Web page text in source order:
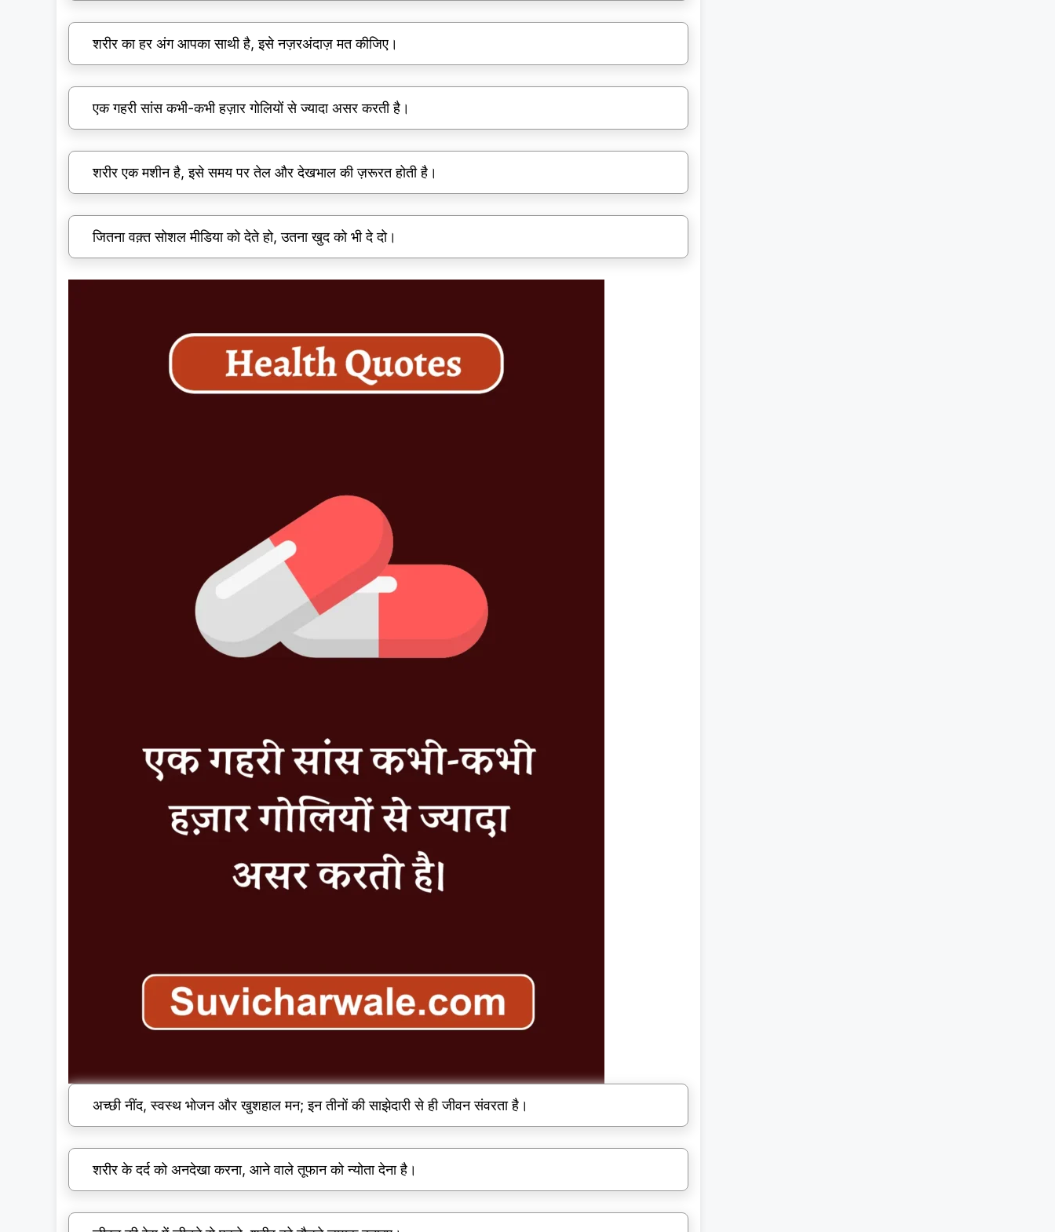
शरीर का हर अंग आपका साथी है, इसे नज़रअंदाज़ मत कीजिए।
एक गहरी सांस कभी-कभी हज़ार गोलियों से ज्यादा असर करती है।
शरीर एक मशीन है, इसे समय पर तेल और देखभाल की ज़रूरत होती है।
जितना वक़्त सोशल मीडिया को देते हो, उतना खुद को भी दे दो।
अच्छी नींद, स्वस्थ भोजन और खुशहाल मन; इन तीनों की साझेदारी से ही जीवन संवरता है।
शरीर के दर्द को अनदेखा करना, आने वाले तूफान को न्योता देना है।